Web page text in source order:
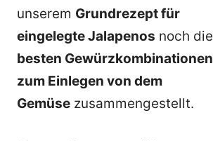
unserem Grundrezept für
eingelegte Jalapenos noch die
besten Gewürzkombinationen
zum Einlegen von dem
Gemüse zusammengestellt.